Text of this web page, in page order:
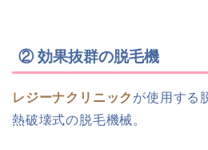
② 効果抜群の脱毛機
レジーナクリニック が使用する
熱破壊式の脱毛機械。